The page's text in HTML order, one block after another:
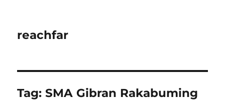
reachfar
Tag:SMA Gibran Rakabuming